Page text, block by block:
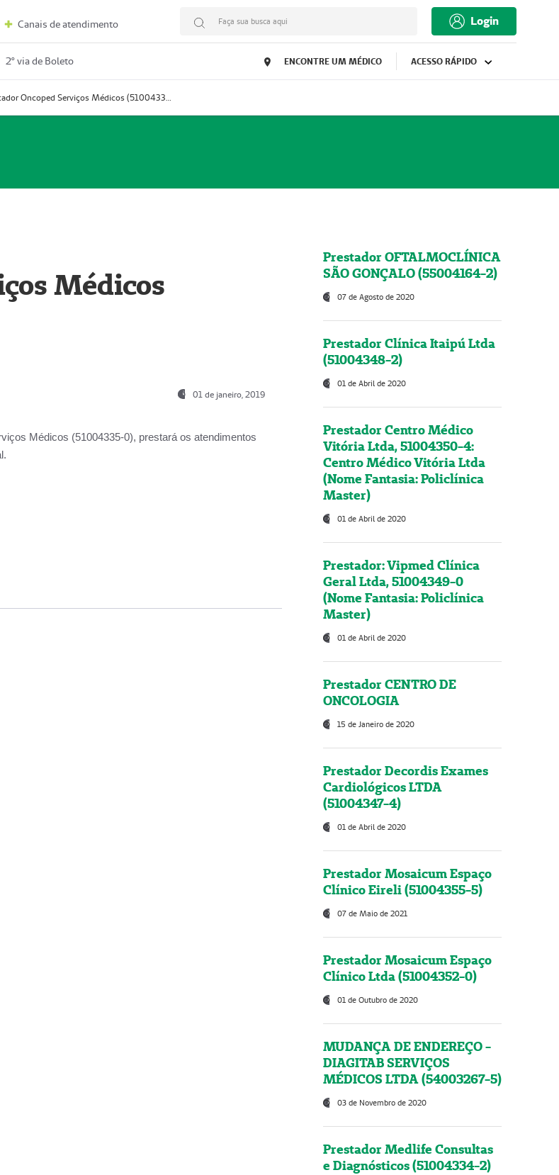
Canais de atendimento Faça sua busca aqui Login
2º via de Boleto ENCONTRE UM MÉDICO ACESSO RÁPIDO
Prestador Oncoped Serviços Médicos (51004335-0)
Médicos
01 de janeiro, 2019
Médicos (51004335-0), prestará os atendimentos
Prestador OFTALMOCLÍNICA
SÃO GONÇALO (55004164-2)
07 de Agosto de 2020
Prestador Clínica Itaipú Ltda
(51004348-2)
01 de Abril de 2020
Prestador Centro Médico
Vitória Ltda, 51004350-4:
Centro Médico Vitória Ltda
(Nome Fantasia: Policlínica
Master)
01 de Abril de 2020
Prestador: Vipmed Clínica
Geral Ltda, 51004349-0
(Nome Fantasia: Policlínica
Master)
01 de Abril de 2020
Prestador CENTRO DE
ONCOLOGIA
15 de Janeiro de 2020
Prestador Decordis Exames
Cardiológicos LTDA
(51004347-4)
01 de Abril de 2020
Prestador Mosaicum Espaço
Clínico Eireli (51004355-5)
07 de Maio de 2021
Prestador Mosaicum Espaço
Clínico Ltda (51004352-0)
01 de Outubro de 2020
MUDANÇA DE ENDEREÇO -
DIAGITAB SERVIÇOS
MÉDICOS LTDA (54003267-5)
03 de Novembro de 2020
Prestador Medlife Consultas
e Diagnósticos (51004334-2)